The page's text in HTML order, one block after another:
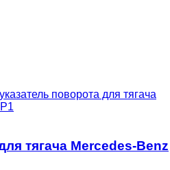
указатель поворота для тягача
тягача Mercedes-Benz